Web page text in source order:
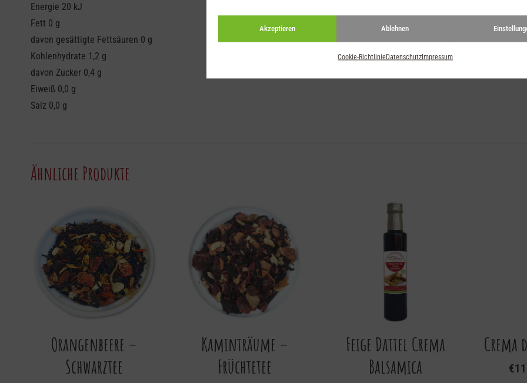
Akzeptieren Ablehnen
Cookie-RichtlinieDatenschutzImpressum
Energie 20 kJ
Fett 0 g
davon gesättigte Fettsäuren 0 g
Kohlenhydrate 1,2 g
davon Zucker 0,4 g
Eiweiß 0,0 g
Salz 0,0 g
Ähnliche Produkte
Orangenbeere –
Schwarztee
Kaminträume –
Früchtetee
Feige Dattel Crema
Balsamica
Crema
€